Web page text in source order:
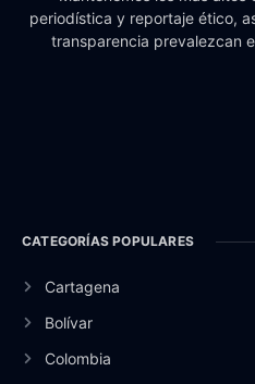
periodística y reportaje ético,
transparencia prevalezcan
CATEGORÍAS POPULARES
Cartagena
Bolívar
Colombia